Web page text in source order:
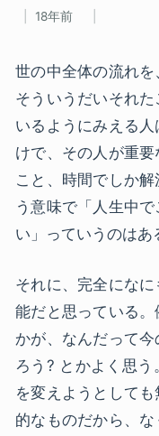
18年前
世の中全体の流れを
そういうだいそれ
いるようにみえる
けで、その人が重
こと、時間でしか
う意味で「人生中
い」っていうのはあ
それに、完全にな
能だと思っている
かが、なんだって
ろう? とかよく思う
を変えようとして
的なものだから、